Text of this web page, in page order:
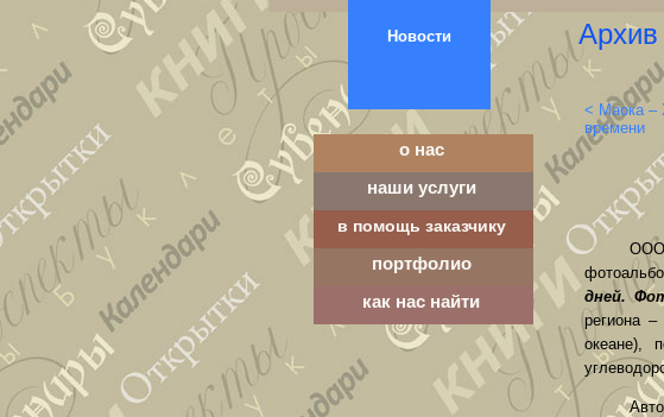
о нас
наши услуги
в помощь заказчику
портфолио
как нас найти
Архив
< Маока –
времени
ООО
дней.
региона
океане),
Новости